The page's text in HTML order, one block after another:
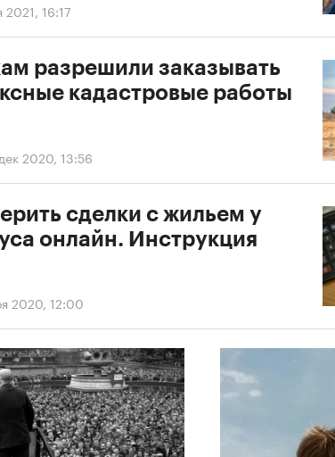
2021, 16:17
2020, 13:56
разрешили заказывать
кадастровые работы
2020, 12:00
сделки с жильем у
онлайн. Инструкция